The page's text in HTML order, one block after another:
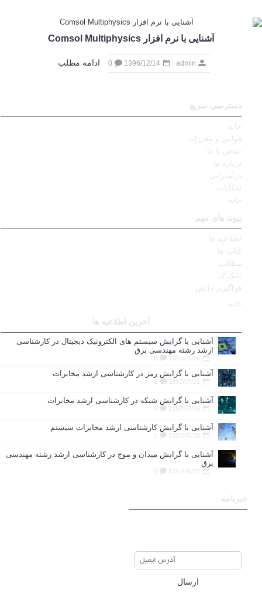
آشنایی با نرم افزار Comsol Multiphysics
admin
1396/12/14
0 ادامه مطلب
دسترسی سریع
خانه
قوانین و مقررات
تماس با ما
درباره ما
درآمدزایی
شکایات
خانه
پیوند های مهم
اطلاعیه ها
کتاب ها
مطالب
بانک کد
فراگیری دانش
خانه
آخرین اطلاعیه ها
آشنایی با گرایش سیستم های الکترونیک دیجیتال در کارشناسی
ارشد رشته مهندسی برق
1397/07/26
5
آشنایی با گرایش رمز در کارشناسی ارشد مخابرات
1397/07/21
آشنایی با گرایش شبکه در کارشناسی ارشد مخابرات
1397/07/09
6
آشنایی با گرایش کارشناسی ارشد مخابرات سیستم
1397/06/30
آشنایی با گرایش میدان و موج در کارشناسی ارشد رشته مهندسی
برق
1397/06/25
خبرنامه
ارسال